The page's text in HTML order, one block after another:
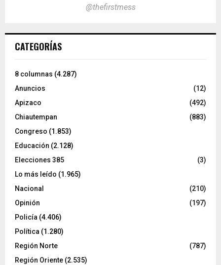
@thefirstmess
CATEGORÍAS
8 columnas (4.287)
Anuncios
(12)
Apizaco
(492)
Chiautempan
(883)
Congreso (1.853)
Educación (2.128)
Elecciones 385
(3)
Lo más leído (1.965)
Nacional
(210)
Opinión
(197)
Policía (4.406)
Política (1.280)
Región Norte
(787)
Región Oriente (2.535)